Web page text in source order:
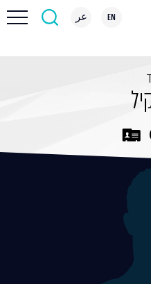
EN عر